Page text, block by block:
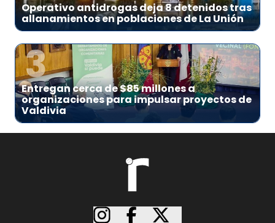
Operativo antidrogas deja 8 detenidos tras
allanamientos en poblaciones de La Unión
3
Entregan cerca de $85 millones a
organizaciones para impulsar proyectos de
Valdivia